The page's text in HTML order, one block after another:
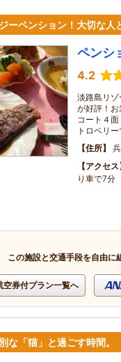
ーペンション！大切な人
ペンシ
4.2
淡路島リ
が好評！
コート４
トロベ
住所
アクセス
り車で7分
この施設と交通手段を自由に
空券付プラン一覧へ
な「猫」と過ごす時間。